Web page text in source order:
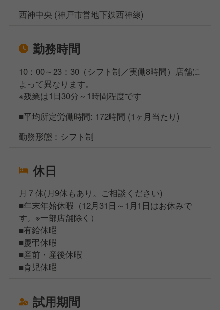
西神中央 (神戸市営地下鉄西神線)
勤務時間
10：00～23：30（シフト制／実働8時間）店舗に
よって異なります。
※残業は1日30分～1時間程度です
■平均所定労働時間: 172時間 (1ヶ月当たり)
勤務形態：シフト制
休日
月７休(月9休もあり。ご相談ください)
■年末年始休暇（12月31日～1月1日はお休みで
す。※一部店舗除く）
■有給休暇
■慶弔休暇
■産前・産後休暇
■育児休暇
試用期間